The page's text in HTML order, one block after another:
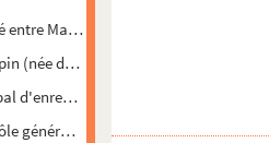
entre Madame Dupin et Jean-Louis-
(née de Saxe). "Sur un projet de
d'enregistrement du testament
général des contributions directes